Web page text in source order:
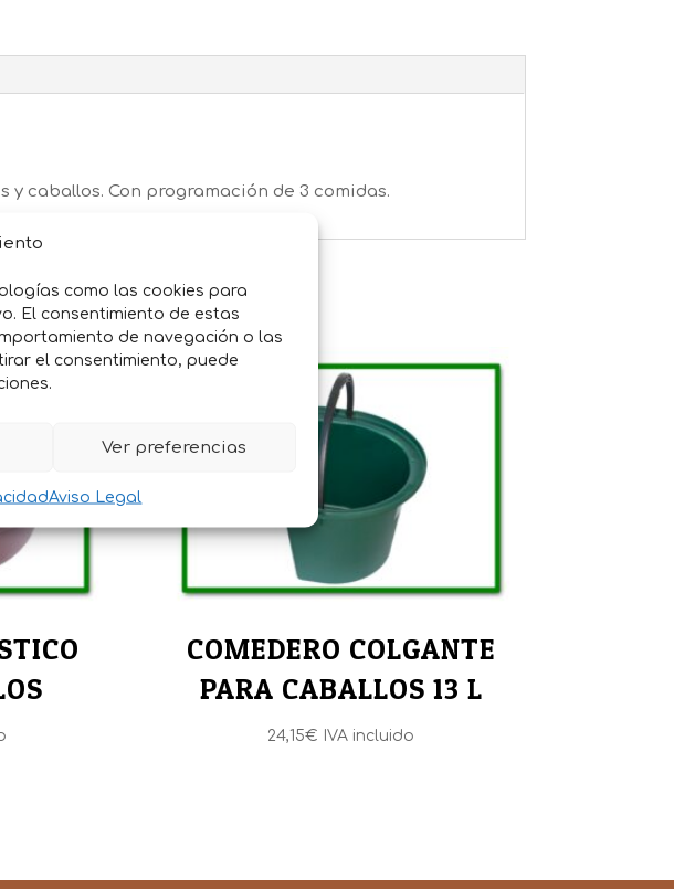
como las cookies para
El consentimiento de estas
de navegación o las
el consentimiento, puede
Ver preferencias
Aviso Legal
caballos. Con programación de 3 comidas.
COMEDERO COLGANTE
PARA CABALLOS 13 L
24,15€ IVA incluido